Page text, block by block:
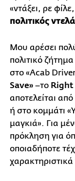
«ντάξει, ρε φίλε,
πολιτικός
Μου αρέσει
πολιτικό
στο «Acab
Save» –το Right
αποτελείται
ή στο κομμάτι
μαγκιά». Για
πρόκληση για
οποιαδήποτε